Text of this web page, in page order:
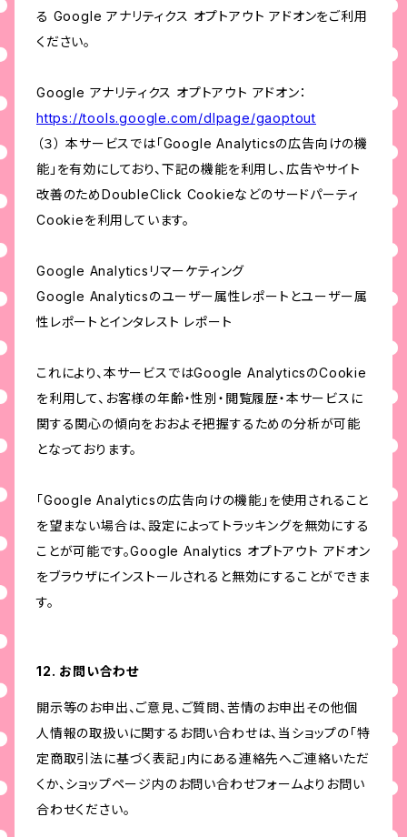
る Google アナリティクス オプトアウト アドオンをご利用
ください。
Google アナリティクス オプトアウト アドオン：
https://tools.google.com/dlpage/gaoptout
（３） 本サービスでは「Google Analyticsの広告向けの機
能」を有効にしており、下記の機能を利用し、広告やサイト
改善のためDoubleClick Cookieなどのサードパーティ
Cookieを利用しています。
Google Analyticsリマーケティング
Google Analyticsのユーザー属性レポートとユーザー属
性レポートとインタレスト レポート
これにより、本サービスではGoogle AnalyticsのCookie
を利用して、お客様の年齢・性別・閲覧履歴・本サービスに
関する関心の傾向をおおよそ把握するための分析が可能
となっております。
「Google Analyticsの広告向けの機能」を使用されること
を望まない場合は、設定によってトラッキングを無効にする
ことが可能です。Google Analytics オプトアウト アドオン
をブラウザにインストールされると無効にすることができま
す。
12. お問い合わせ
開示等のお申出、ご意見、ご質問、苦情のお申出その他個
人情報の取扱いに関するお問い合わせは、当ショップの「特
定商取引法に基づく表記」内にある連絡先へご連絡いただ
くか、ショップページ内のお問い合わせフォームよりお問い
合わせください。